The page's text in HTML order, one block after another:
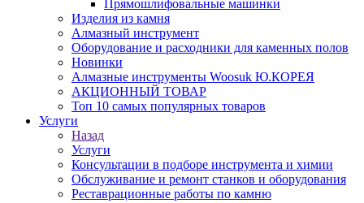
Прямошлифовальные машинки
Изделия из камня
Алмазный инструмент
Оборудование и расходники для каменных полов
Новинки
Алмазные инструменты Woosuk Ю.КОРЕЯ
АКЦИОННЫЙ ТОВАР
Топ 10 самых популярных товаров
Услуги
Назад
Услуги
Консультации в подборе инструмента и химии
Обслуживание и ремонт станков и оборудования
Реставрационные работы по камню